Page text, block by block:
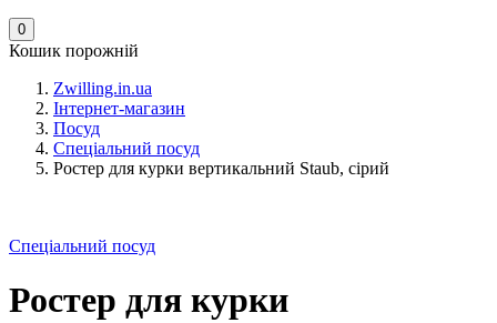
0
Кошик порожній
Zwilling.in.ua
Інтернет-магазин
Посуд
Cпеціальний посуд
Ростер для курки вертикальний Staub, сірий
Cпеціальний посуд
Ростер для курки